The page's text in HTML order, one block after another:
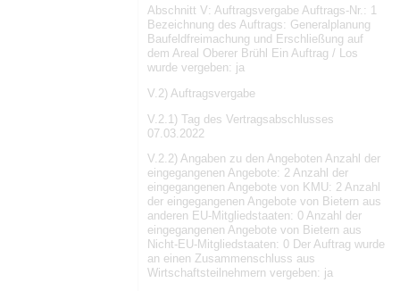
Abschnitt V: Auftragsvergabe Auftrags-Nr.: 1
Bezeichnung des Auftrags: Generalplanung
Baufeldfreimachung und Erschließung auf
dem Areal Oberer Brühl Ein Auftrag / Los
wurde vergeben: ja
V.2) Auftragsvergabe
V.2.1) Tag des Vertragsabschlusses
07.03.2022
V.2.2) Angaben zu den Angeboten Anzahl der
eingegangenen Angebote: 2 Anzahl der
eingegangenen Angebote von KMU: 2 Anzahl
der eingegangenen Angebote von Bietern aus
anderen EU-Mitgliedstaaten: 0 Anzahl der
eingegangenen Angebote von Bietern aus
Nicht-EU-Mitgliedstaaten: 0 Der Auftrag wurde
an einen Zusammenschluss aus
Wirtschaftsteilnehmern vergeben: ja